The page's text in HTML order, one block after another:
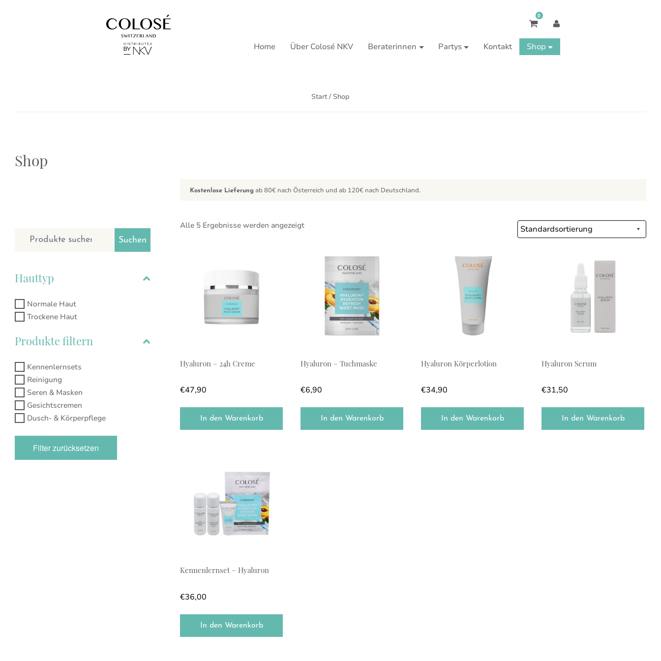
0
Home Über Colosé NKV Beraterinnen Partys Kontakt Shop
Start/ Shop
Shop
Suchen nach:
Suchen
Hauttyp
Normale Haut
Trockene Haut
Produkte filtern
Kennenlernsets
Reinigung
Seren & Masken
Gesichtscremen
Dusch- & Körperpflege
Filter zurücksetzen
Kostenlose Lieferung ab 80€ nach Österreich und ab 120€ nach Deutschland.
Alle 5 Ergebnisse werden angezeigt
Hyaluron – 24h Creme
€47,90
In den Warenkorb
Hyaluron – Tuchmaske
€6,90
In den Warenkorb
Hyaluron Körperlotion
€34,90
In den Warenkorb
Hyaluron Serum
€31,50
In den Warenkorb
Kennenlernset – Hyaluron
€36,00
In den Warenkorb